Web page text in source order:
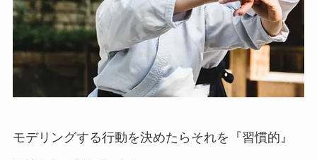
モデリングする行動を決めたらそれを『習慣的』